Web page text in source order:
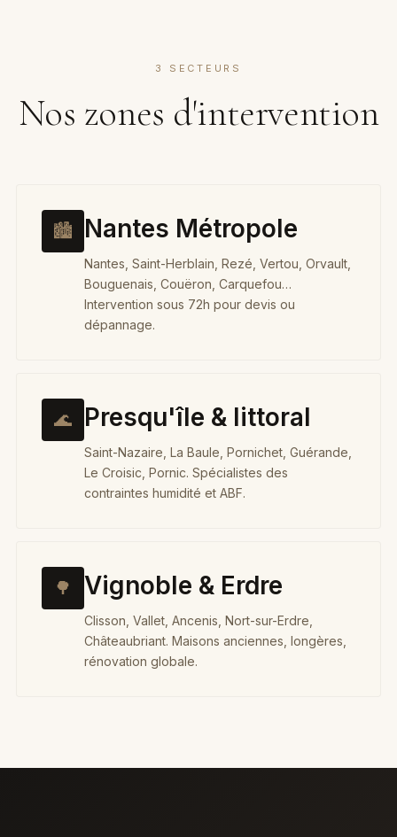
3 SECTEURS
Nos zones d'intervention
🏙 Nantes Métropole
Nantes, Saint-Herblain, Rezé, Vertou, Orvault,
Bouguenais, Couëron, Carquefou…
Intervention sous 72h pour devis ou
dépannage.
🌊 Presqu'île & littoral
Saint-Nazaire, La Baule, Pornichet, Guérande,
Le Croisic, Pornic. Spécialistes des
contraintes humidité et ABF.
🌳 Vignoble & Erdre
Clisson, Vallet, Ancenis, Nort-sur-Erdre,
Châteaubriant. Maisons anciennes, longères,
rénovation globale.